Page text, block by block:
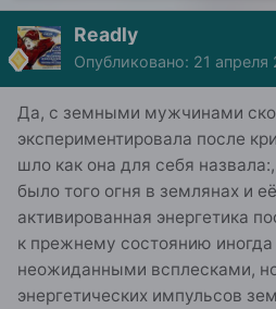
Readly
Опубликовано: 21 апреля
Да, с земными мужчинами
экспериментировала после
шло как она для себя
было того огня в землянах и
активированная энергетика
к прежнему состоянию
неожиданными всплесками,
энергетических импульсов